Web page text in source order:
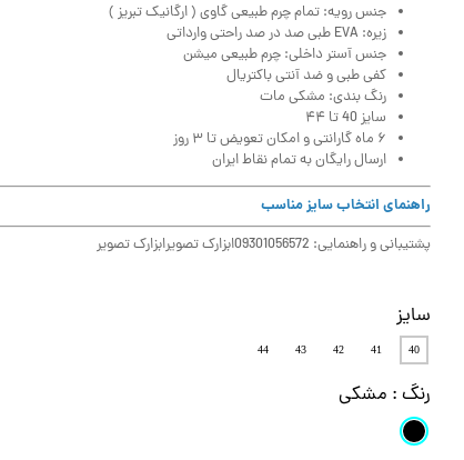
جنس رویه: تمام چرم طبیعی گاوی ( ارگانیک تبریز )
زیره: EVA طبی صد در صد راحتی وارداتی
جنس آستر داخلی: چرم طبیعی میشن
کفی طبی و ضد آنتی باکتریال
رنگ بندی: مشکی مات
سایز 40 تا ۴۴
۶ ماه گارانتی و امکان تعویض تا ۳ روز
ارسال رایگان به تمام نقاط ایران
راهنمای انتخاب سایز مناسب
پشتیبانی و راهنمایی: 09301056572 ابزارک تصویرابزارک تصویر
سایز
40
41
42
43
44
رنگ: مشکی